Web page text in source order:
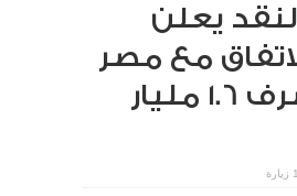
يعلن
مع مصر
يمهد لصرف 1.6 مليار